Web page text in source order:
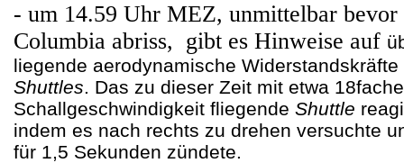
- um 14.59 Uhr MEZ, unmittelbar
Columbia abriss, gibt es Hinweise auf
liegende aerodynamische
Shuttles. Das zu dieser Zeit mit etwa
Schallgeschwindigkeit fliegende Shuttle
indem es nach rechts zu drehen versuchte
für 1,5 Sekunden zündete.